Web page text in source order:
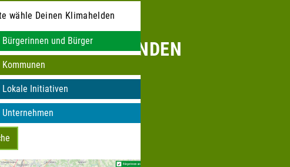
wähle Deinen Klimahelden
Bürgerinnen und Bürger
Kommunen
Lokale Initiativen
Unternehmen
DATEN VORHANDEN